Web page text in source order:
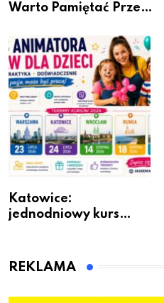
Warto Pamiętać Przed
Katowice:
jednodniowy kurs
dzieci
REKLAMA